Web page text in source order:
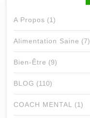
A Propos (1)
Alimentation Saine (7)
Bien-Être (9)
BLOG (110)
COACH MENTAL (1)